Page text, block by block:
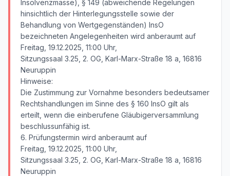
Insolvenzmasse), § 149 (abweichende Regelungen
hinsichtlich der Hinterlegungsstelle sowie der
Behandlung von Wertgegenständen) InsO
bezeichneten Angelegenheiten wird anberaumt auf
Freitag, 19.12.2025, 11:00 Uhr,
Sitzungssaal 3.25, 2. OG, Karl-Marx-Straße 18 a, 16816
Neuruppin
Hinweise:
Die Zustimmung zur Vornahme besonders bedeutsamer
Rechtshandlungen im Sinne des § 160 InsO gilt als
erteilt, wenn die einberufene Gläubigerversammlung
beschlussunfähig ist.
6. Prüfungstermin wird anberaumt auf
Freitag, 19.12.2025, 11:00 Uhr,
Sitzungssaal 3.25, 2. OG, Karl-Marx-Straße 18 a, 16816
Neuruppin